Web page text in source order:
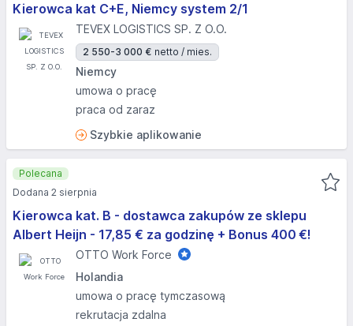
Kierowca kat C+E, Niemcy system 2/1
TEVEX LOGISTICS SP. Z O.O.
2 550-3 000 € netto / mies.
Niemcy
umowa o pracę
praca od zaraz
Szybkie aplikowanie
Kierowca kat. B - dostawca zakupów ze sklepu
Albert Heijn - 17,85 € za godzinę + Bonus 400 €!
OTTO Work Force
Holandia
umowa o pracę tymczasową
rekrutacja zdalna
Polecana
Dodana 2 sierpnia